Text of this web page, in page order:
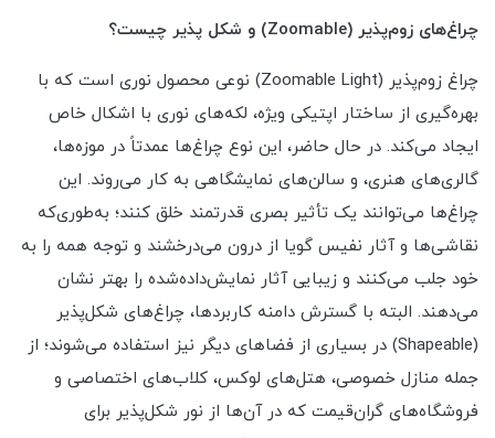
چراغ‌های زوم‌پذیر (Zoomable) و شکل پذیر چیست؟
چراغ زوم‌پذیر (Zoomable Light) نوعی محصول نوری است که با
بهره‌گیری از ساختار اپتیکی ویژه، لکه‌های نوری با اشکال خاص
ایجاد می‌کند. در حال حاضر، این نوع چراغ‌ها عمدتاً در موزه‌ها،
گالری‌های هنری، و سالن‌های نمایشگاهی به کار می‌روند. این
چراغ‌ها می‌توانند یک تأثیر بصری قدرتمند خلق کنند؛ به‌طوری‌که
نقاشی‌ها و آثار نفیس گویا از درون می‌درخشند و توجه همه را به
خود جلب می‌کنند و زیبایی آثار نمایش‌داده‌شده را بهتر نشان
می‌دهند. البته با گسترش دامنه کاربردها، چراغ‌های شکل‌پذیر
(Shapeable) در بسیاری از فضاهای دیگر نیز استفاده می‌شوند؛ از
جمله منازل خصوصی، هتل‌های لوکس، کلاب‌های اختصاصی و
فروشگاه‌های گران‌قیمت که در آن‌ها از نور شکل‌پذیر برای